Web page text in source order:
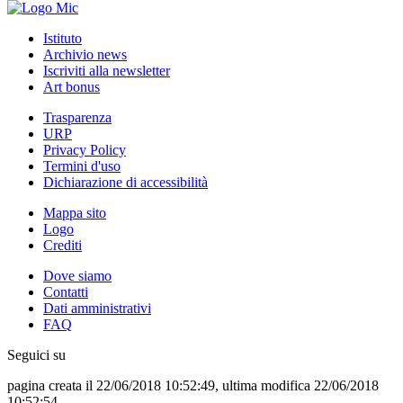
Istituto
Archivio news
Iscriviti alla newsletter
Art bonus
Trasparenza
URP
Privacy Policy
Termini d'uso
Dichiarazione di accessibilità
Mappa sito
Logo
Crediti
Dove siamo
Contatti
Dati amministrativi
FAQ
Seguici su
pagina creata il 22/06/2018 10:52:49, ultima modifica 22/06/2018